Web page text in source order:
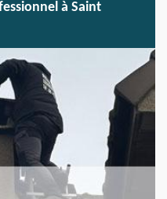
à Saint